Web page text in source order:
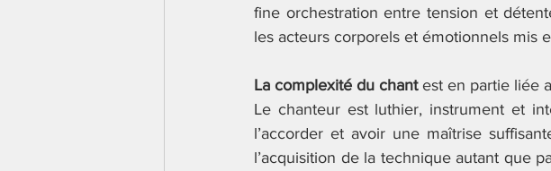
fine orchestration entre tension et
les acteurs corporels et émotionnels mis
La complexité du chant est en partie liée
Le chanteur est luthier, instrument et
l’accorder et avoir une maîtrise
l’acquisition de la technique autant que